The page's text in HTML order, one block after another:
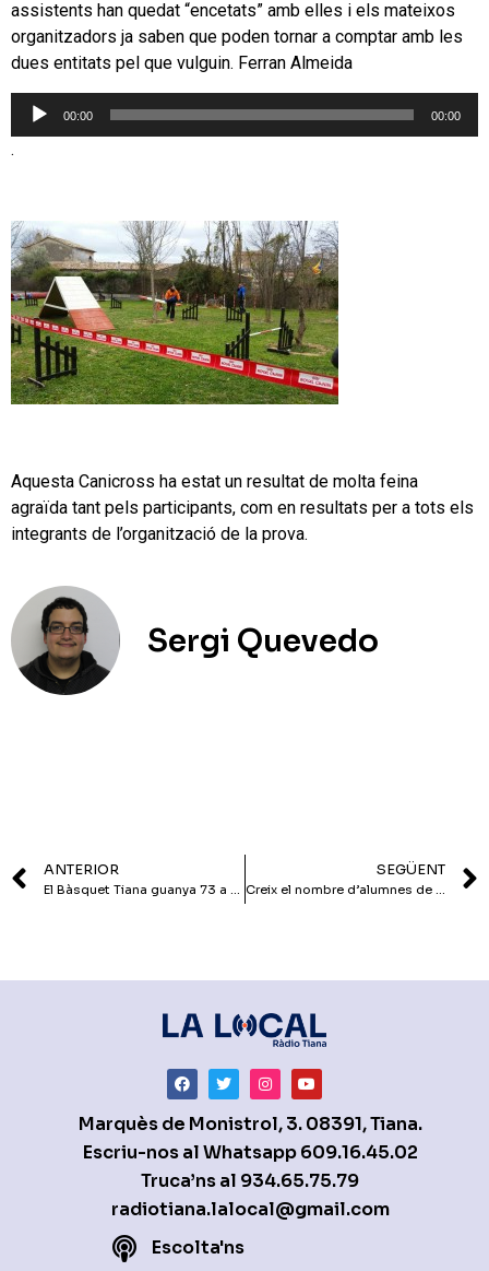
assistents han quedat “encetats” amb elles i els mateixos
organitzadors ja saben que poden tornar a comptar amb les
dues entitats pel que vulguin. Ferran Almeida
Reproductor
00:00 00:00
.
Aquesta Canicross ha estat un resultat de molta feina
agraïda tant pels participants, com en resultats per a tots els
integrants de l’organització de la prova.
Sergi Quevedo
ANTERIOR
El Bàsquet Tiana guanya 73 a 74 a la pista del Salt B i posa pressió a la lliga
SEGÜENT
Creix el nombre d’alumnes de l’Escola de Música i Dansa
Marquès de Monistrol, 3. 08391, Tiana.
Escriu-nos al Whatsapp609.16.45.02
Truca’ns al 934.65.75.79
radiotiana.lalocal@gmail.com
Escolta'ns